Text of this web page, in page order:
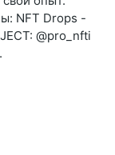
NFT Drops -
@pro_nfti